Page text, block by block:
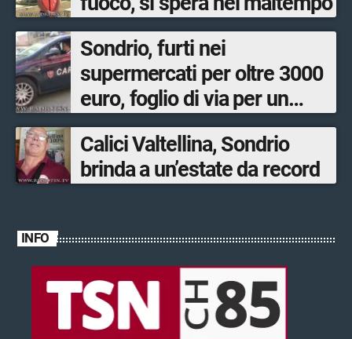
Sondrio, furti nei
supermercati per oltre 3000
euro, foglio di via per un
ventinovenne
Calici Valtellina, Sondrio
brinda a un’estate da record
INFO